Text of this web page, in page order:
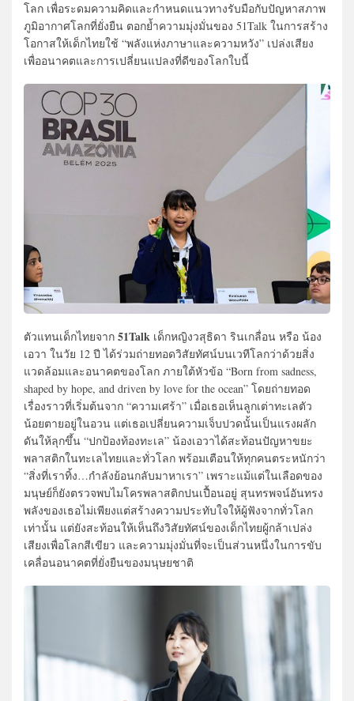
โลก เพื่อระดมความคิดและกำหนดแนวทางรับมือกับปัญหาสภาพ
ภูมิอากาศโลกที่ยั่งยืน ตอกย้ำความมุ่งมั่นของ 51Talk ในการสร้าง
โอกาสให้เด็กไทยใช้ “พลังแห่งภาษาและความหวัง” เปล่งเสียง
เพื่ออนาคตและการเปลี่ยนแปลงที่ดีของโลกใบนี้
ตัวแทนเด็กไทยจาก 51Talk เด็กหญิงวสุธิดา รินเกลื่อน หรือ น้อง
เอวา ในวัย 12 ปี ได้ร่วมถ่ายทอดวิสัยทัศน์บนเวทีโลกว่าด้วยสิ่ง
แวดล้อมและอนาคตของโลก ภายใต้หัวข้อ “Born from sadness,
shaped by hope, and driven by love for the ocean” โดยถ่ายทอด
เรื่องราวที่เริ่มต้นจาก “ความเศร้า” เมื่อเธอเห็นลูกเต่าทะเลตัว
น้อยตายอยู่ในอวน แต่เธอเปลี่ยนความเจ็บปวดนั้นเป็นแรงผลัก
ดันให้ลุกขึ้น “ปกป้องท้องทะเล” น้องเอวาได้สะท้อนปัญหาขยะ
พลาสติกในทะเลไทยและทั่วโลก พร้อมเตือนให้ทุกคนตระหนักว่า
“สิ่งที่เราทิ้ง…กำลังย้อนกลับมาหาเรา” เพราะแม้แต่ในเลือดของ
มนุษย์ก็ยังตรวจพบไมโครพลาสติกปนเปื้อนอยู่ สุนทรพจน์อันทรง
พลังของเธอไม่เพียงแต่สร้างความประทับใจให้ผู้ฟังจากทั่วโลก
เท่านั้น แต่ยังสะท้อนให้เห็นถึงวิสัยทัศน์ของเด็กไทยผู้กล้าเปล่ง
เสียงเพื่อโลกสีเขียว และความมุ่งมั่นที่จะเป็นส่วนหนึ่งในการขับ
เคลื่อนอนาคตที่ยั่งยืนของมนุษยชาติ